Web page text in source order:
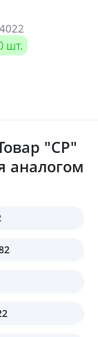
шт.
"CP"
аналогом